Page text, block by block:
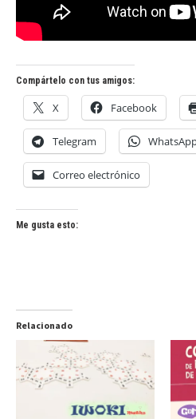
Compártelo con tus amigos:
X Facebook
Telegram
Correo electrónico
Me gusta esto:
Relacionado